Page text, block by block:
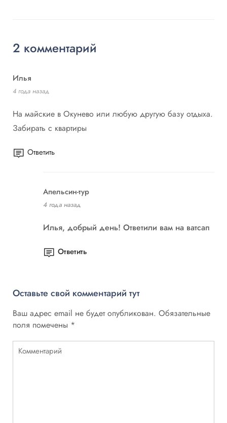
2 комментарий
Илья
4 года назад
На майские в Окунево или любую другую базу отдыха.
Забирать с квартиры
Ответить
Апельсин-тур
4 года назад
Илья, добрый день! Ответили вам на ватсап
Ответить
Оставьте свой комментарий тут
Ваш адрес email не будет опубликован. Обязательные
поля помечены *